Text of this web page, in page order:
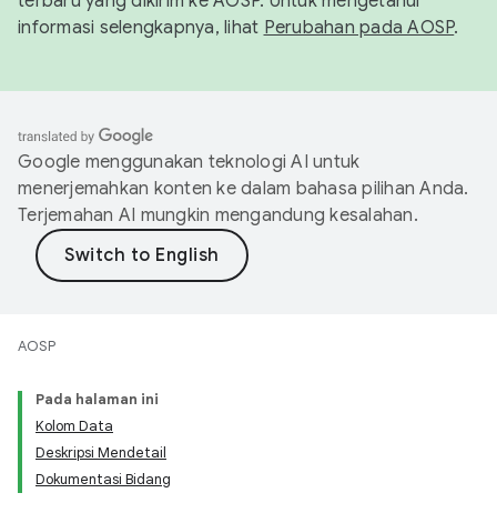
informasi selengkapnya, lihat Perubahan pada AOSP.
Google menggunakan teknologi AI untuk
menerjemahkan konten ke dalam bahasa pilihan Anda.
Terjemahan AI mungkin mengandung kesalahan.
AOSP
Pada halaman ini
Kolom Data
Deskripsi Mendetail
Dokumentasi Bidang